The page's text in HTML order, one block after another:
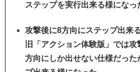
ステップを実行出来る様になっ
攻撃後に8方向にステップ出来
旧「アクション体験版」では
方向にしか出せない仕様だった